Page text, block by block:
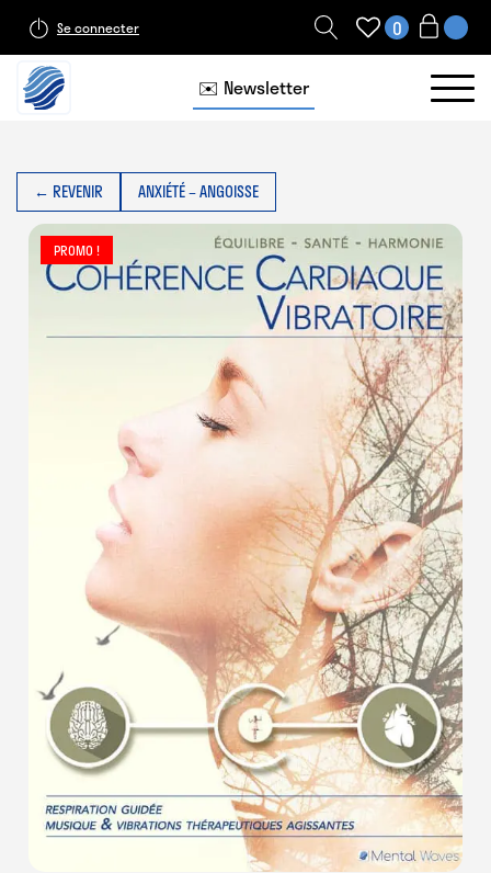
Se connecter 0
✉️ Newsletter
← REVENIR ANXIÉTÉ – ANGOISSE
PROMO !